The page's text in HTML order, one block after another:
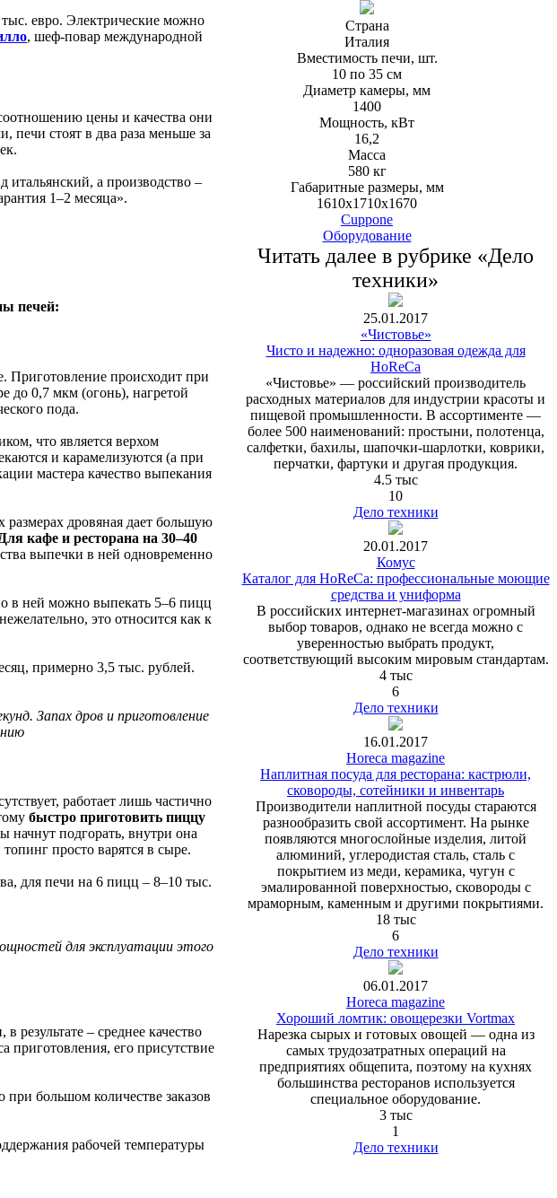
евро. Электрические можно
, шеф-повар международной
цены и качества они
стоят в два раза меньше за
итальянский, а производство –
1–2 месяца».
печей:
Приготовление происходит при
до 0,7 мкм (огонь), нагретой
пода.
что является верхом
и карамелизуются (а при
мастера качество выпекания
дровяная дает большую
Для кафе и ресторана на 30–40
выпечки в ней одновременно
в ней можно выпекать 5–6 пицц
это относится как к
примерно 3,5 тыс. рублей.
Запах дров и приготовление
работает лишь частично
быстро приготовить пиццу
начнут подгорать, внутри она
просто варятся в сыре.
для печи на 6 пицц – 8–10 тыс.
для эксплуатации этого
результате – среднее качество
приготовления, его присутствие
большом количестве заказов
рабочей температуры
Страна
Италия
Вместимость печи, шт.
10 по 35 см
Диаметр камеры, мм
1400
Мощность, кВт
16,2
Масса
580 кг
Габаритные размеры, мм
1610х1710х1670
Cuppone
Оборудование
Читать далее в рубрике «Дело
техники»
25.01.2017
«Чистовье»
Чисто и надежно: одноразовая одежда для
HoReCa
«Чистовье» — российский производитель
расходных материалов для индустрии красоты и
пищевой промышленности. В ассортименте —
более 500 наименований: простыни, полотенца,
салфетки, бахилы, шапочки-шарлотки, коврики,
перчатки, фартуки и другая продукция.
4.5 тыс
10
Дело техники
20.01.2017
Комус
Каталог для HoReCa: профессиональные моющие
средства и униформа
В российских интернет-магазинах огромный
выбор товаров, однако не всегда можно с
уверенностью выбрать продукт,
соответствующий высоким мировым стандартам.
4 тыс
6
Дело техники
16.01.2017
Horeca magazine
Наплитная посуда для ресторана: кастрюли,
сковороды, сотейники и инвентарь
Производители наплитной посуды стараются
разнообразить свой ассортимент. На рынке
появляются многослойные изделия, литой
алюминий, углеродистая сталь, сталь с
покрытием из меди, керамика, чугун с
эмалированной поверхностью, сковороды с
мраморным, каменным и другими покрытиями.
18 тыс
6
Дело техники
06.01.2017
Horeca magazine
Хороший ломтик: овощерезки Vortmax
Нарезка сырых и готовых овощей — одна из
самых трудозатратных операций на
предприятиях общепита, поэтому на кухнях
большинства ресторанов используется
специальное оборудование.
3 тыс
1
Дело техники